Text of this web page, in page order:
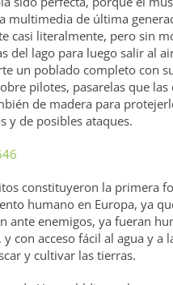
multimedia de última
casi literalmente, pero sin
del lago para luego salir al
un poblado completo con
pilotes, pasarelas que
de madera para
y de posibles ataques.
constituyeron la primera
humano en Europa, ya
ante enemigos, ya fueran
y con acceso fácil al agua y a
y cultivar las tierras.